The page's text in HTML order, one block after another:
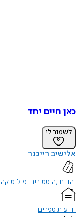
כאן חיים יחד
לשמור לי
אלישיב רייכנר
יהדות היסטוריה ופוליטיקה
ידיעות ספרים